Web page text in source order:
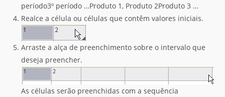
período3º período …Produto 1, Produto 2Produto 3 …
Realce a célula ou células que contêm valores iniciais.
Arraste a alça de preenchimento sobre o intervalo que
deseja preencher.
As células serão preenchidas com a sequência